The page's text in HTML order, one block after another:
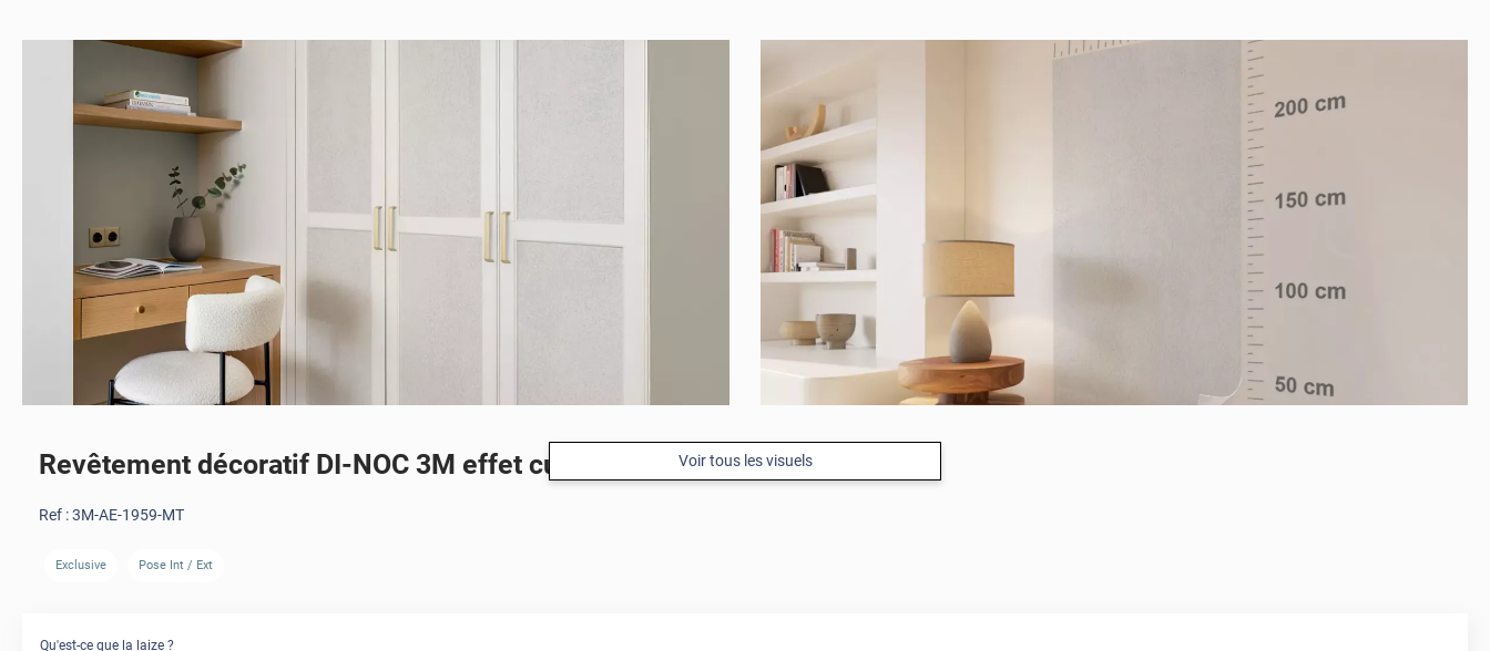
Voir tous les visuels
Revêtement décoratif DI-NOC 3M effet cuir blanc
Ref :3M-AE-1959-MT
Exclusive Pose Int / Ext
Qu'est-ce que la laize ?